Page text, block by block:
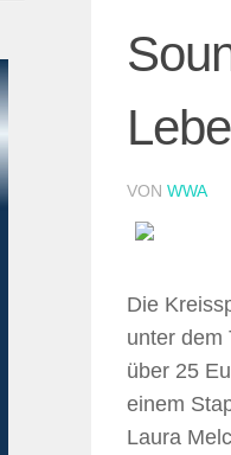
VON WWA
Die
unter dem
über 25
einem
Laura